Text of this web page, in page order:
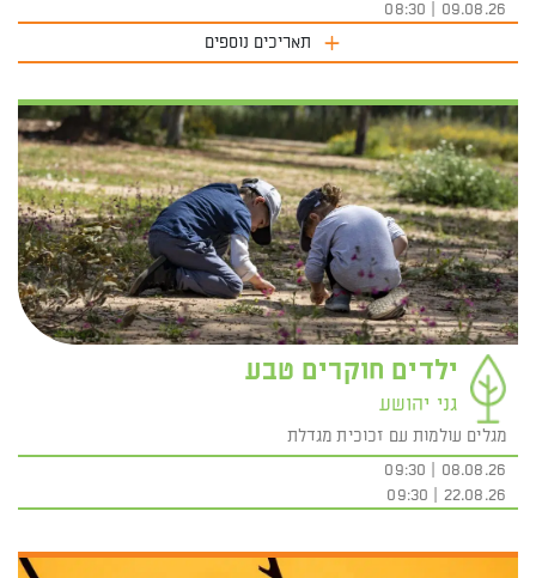
ילדים חוקרים טבע
גני יהושע
מגלים עולמות עם זכוכית מגדלת
08.08.26 | 09:30
22.08.26 | 09:30
09.08.26 | 08:30
תאריכים נוספים